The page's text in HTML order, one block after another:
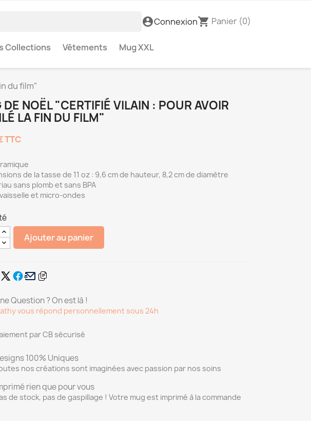
account_circleConnexionshopping_cart Panier (0)
Collections Vêtements Mug XXL
du film"
DE NOËL "CERTIFIÉ VILAIN : POUR AVOIR
LA FIN DU FILM"
TTC
de la tasse de 11 oz : 9,6 cm de hauteur, 8,2 cm de diamètre
sans plomb et sans BPA
et micro-ondes
Ajouter au panier
Question ? On est là !
vous répond personnellement sous 24h
par CB sécurisé
100% Uniques
nos créations sont imaginées avec passion par nos soins
rien que pour vous
de stock, pas de gaspillage ! Votre mug est imprimé à la commande